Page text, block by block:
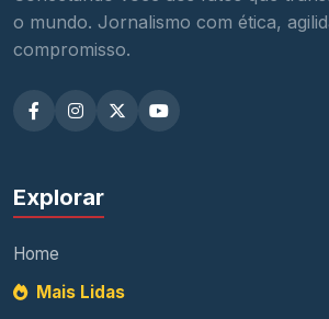
o mundo. Jornalismo com ética,
compromisso.
Explorar
Home
Mais Lidas